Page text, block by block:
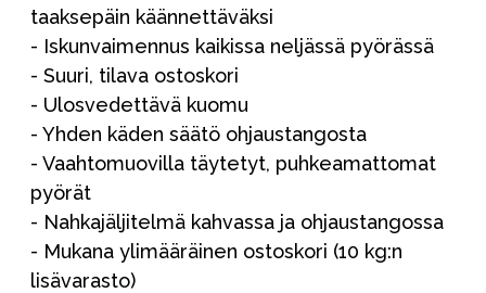
taaksepäin käännettäväksi
- Iskunvaimennus kaikissa neljässä pyörässä
- Suuri, tilava ostoskori
- Ulosvedettävä kuomu
- Yhden käden säätö ohjaustangosta
- Vaahtomuovilla täytetyt, puhkeamattomat
pyörät
- Nahkajäljitelmä kahvassa ja ohjaustangossa
- Mukana ylimääräinen ostoskori (10 kg:n
lisävarasto)